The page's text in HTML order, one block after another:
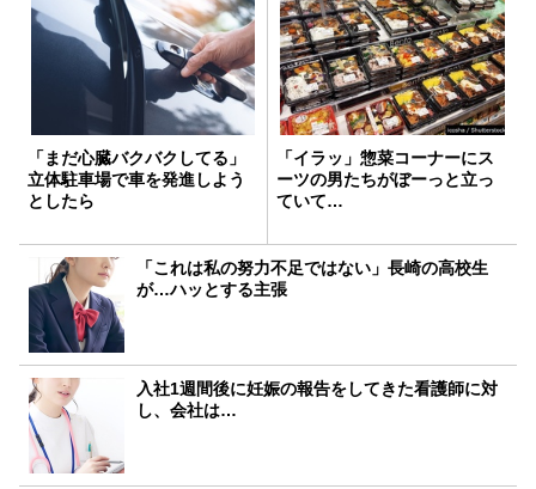
「まだ心臓バクバクしてる」
立体駐車場で車を発進しよう
としたら
「イラッ」惣菜コーナーにス
ーツの男たちがぼーっと立っ
ていて…
「これは私の努力不足ではない」長崎の高校生
が…ハッとする主張
入社1週間後に妊娠の報告をしてきた看護師に対
し、会社は…